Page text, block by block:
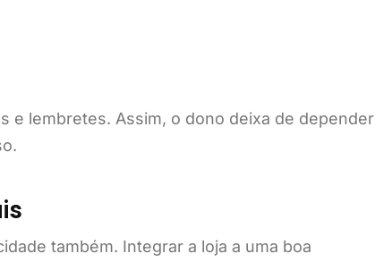
e lembretes. Assim, o dono deixa de depender
também. Integrar a loja a uma boa